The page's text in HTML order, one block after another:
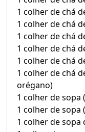
1 colher de chá
1 colher de chá
1 colher de chá
1 colher de chá
1 colher de chá
1 colher de chá
orégano)
1 colher de sopa
1 colher de sopa
1 colher de sopa